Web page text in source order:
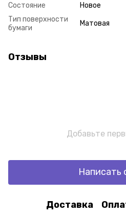
Состояние
Новое
Тип поверхности
бумаги
Матовая
Отзывы
Добавьте
Написать
Доставка